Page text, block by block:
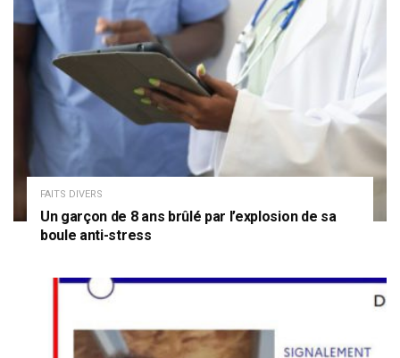
FAITS DIVERS
Un garçon de 8 ans brûlé par l’explosion de sa
boule anti-stress